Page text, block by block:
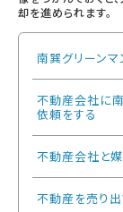
却を進められます。
南巽グリーンマ
不動産会社に
依頼をする
不動産会社と
不動産を売り出